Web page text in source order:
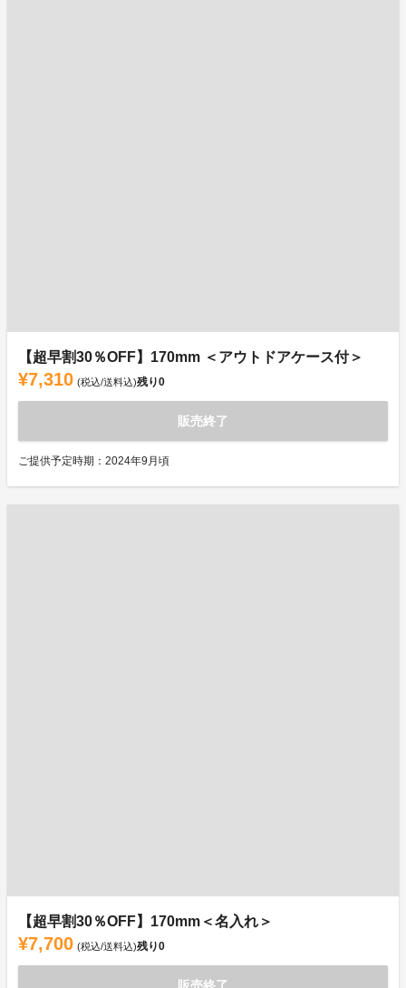
【超早割30％OFF】170mm ＜アウトドアケース付＞
¥7,310 (税込/送料込)残り0
販売終了
ご提供予定時期：2024年9月頃
【超早割30％OFF】170mm＜名入れ＞
¥7,700 (税込/送料込)残り0